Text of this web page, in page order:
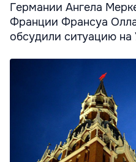
Германии Ангела
Франции Франсуа
обсудили ситуацию на